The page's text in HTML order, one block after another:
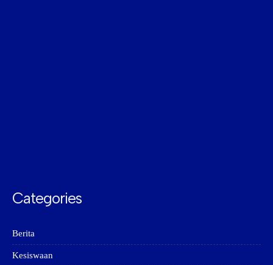
Categories
Berita
Kesiswaan